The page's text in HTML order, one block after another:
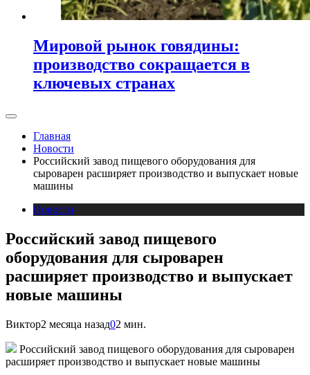
Мировой рынок говядины:
производство сокращается в
ключевых странах
Главная
Новости
Российский завод пищевого оборудования для
сыроварен расширяет производство и выпускает новые
машины
Новости
Российский завод пищевого
оборудования для сыроварен
расширяет производство и выпускает
новые машины
Виктор2 месяца назад02 мин.
Российский завод пищевого оборудования для сыроварен
расширяет производство и выпускает новые машины